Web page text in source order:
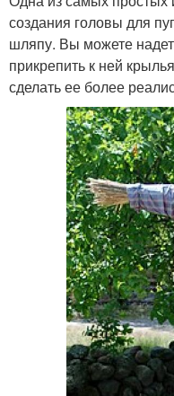
создания головы для
шляпу. Вы можете
прикрепить к ней
сделать ее более